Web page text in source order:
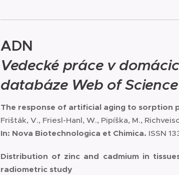
ADN
Vedecké práce v
databáze Web of
The response of artificial aging to
Frišták, V., Friesl-Hanl, W., Pipíška, M.,
In: Nova Biotechnologica et Chimica. ISSN
Distribution of zinc and cadmium in
radiometric study